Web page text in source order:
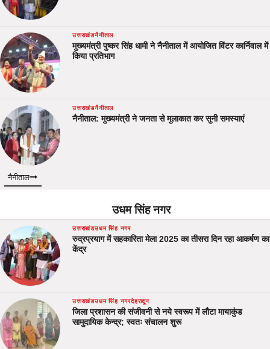
उत्तराखंडनैनीताल
मुख्यमंत्री पुष्कर सिंह धामी ने नैनीताल में आयोजित विंटर कार्निवाल में
किया प्रतिभाग
उत्तराखंडनैनीताल
नैनीताल: मुख्यमंत्री ने जनता से मुलाकात कर सुनी समस्याएं
नैनीताल
उधम सिंह नगर
उत्तराखंडउधम सिंह नगर
रुद्रप्रयाग में सहकारिता मेला 2025 का तीसरा दिन रहा आकर्षण का
केंद्र
उत्तराखंडउधम सिंह नगरदेहरादून
जिला प्रशासन की संजीवनी से नये स्वरूप में लौटा मायाकुंड
सामुदायिक केन्द्र; स्वतः संचालन शुरू